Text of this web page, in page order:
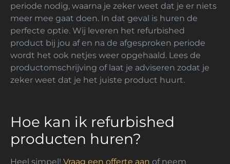
periode nodig, waarna je zeker weet dat je er niets
meer mee gaat doen. In dat geval is huren de
perfecte optie. Wij leveren het refurbished
product bij jou af en na de afgesproken periode
wordt het ook netjes weer opgehaald. Lees de
productomschrijving of laat je adviseren zodat je
zeker weet dat je het juiste product huurt.
Hoe kan ik refurbished
producten huren?
Heel simpel! Vraag een offerte aan of neem